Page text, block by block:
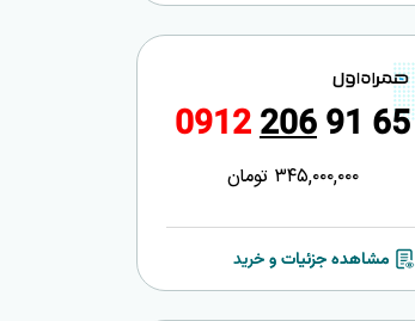
091220691 65
345,000,000 تومان
مشاهده جزئیات و خرید